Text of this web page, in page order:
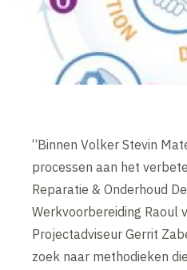
“Binnen Volker Stevin
processen aan het
Reparatie & Onderhoud
Werkvoorbereiding Raoul
Projectadviseur Gerrit
zoek naar methodieken